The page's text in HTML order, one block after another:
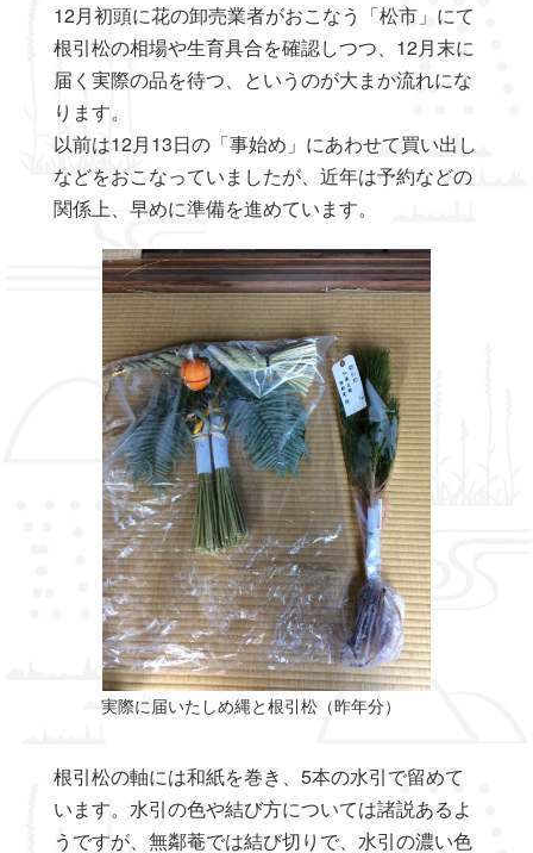
12月初頭に花の卸売業者がおこなう「松市」にて
根引松の相場や生育具合を確認しつつ、12月末に
届く実際の品を待つ、というのが大まか流れにな
ります。
以前は12月13日の「事始め」にあわせて買い出し
などをおこなっていましたが、近年は予約などの
関係上、早めに準備を進めています。
実際に届いたしめ縄と根引松（昨年分）
根引松の軸には和紙を巻き、5本の水引で留めて
います。水引の色や結び方については諸説あるよ
うですが、無鄰菴では結び切りで、水引の濃い色